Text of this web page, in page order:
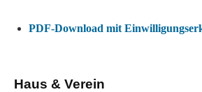
PDF-Download mit
Haus & Verein